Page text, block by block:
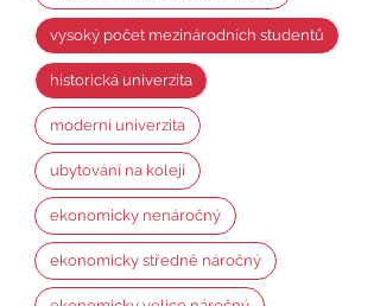
vysoký počet mezinárodních studentů
historická univerzita
moderní univerzita
ubytování na koleji
ekonomicky nenáročný
ekonomicky středně náročný